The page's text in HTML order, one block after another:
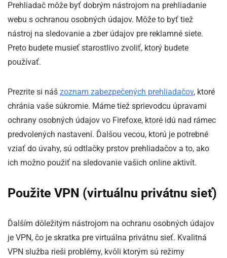
Prehliadač môže byť dobrým nástrojom na prehliadanie
webu s ochranou osobných údajov. Môže to byť tiež
nástroj na sledovanie a zber údajov pre reklamné siete.
Preto budete musieť starostlivo zvoliť, ktorý budete
používať.
Prezrite si náš zoznam zabezpečených prehliadačov, ktoré
chránia vaše súkromie. Máme tiež sprievodcu úpravami
ochrany osobných údajov vo Firefoxe, ktoré idú nad rámec
predvolených nastavení. Ďalšou vecou, ​​ktorú je potrebné
vziať do úvahy, sú odtlačky prstov prehliadačov a to, ako
ich možno použiť na sledovanie vašich online aktivít.
Použite VPN (virtuálnu privátnu sieť)
Ďalším dôležitým nástrojom na ochranu osobných údajov
je VPN, čo je skratka pre virtuálna privátnu sieť. Kvalitná
VPN služba rieši problémy, kvôli ktorým sú režimy